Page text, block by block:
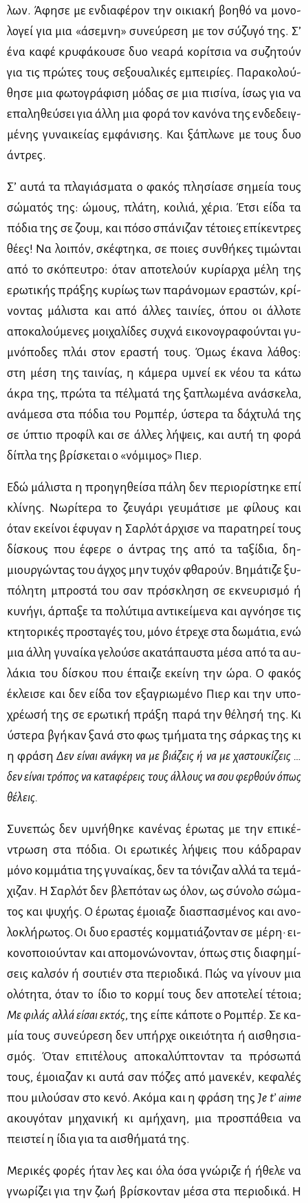
λων. Άφη­σε με εν­δια­φέ­ρον την οι­κια­κή βοη­θό να μο­νο­
λο­γεί για μια «άσε­μνη» συ­νεύ­ρε­ση με τον σύ­ζυ­γό της. Σ’
ένα κα­φέ κρυ­φά­κου­σε δυο νε­α­ρά κο­ρί­τσια να συ­ζη­τούν
για τις πρώ­τες τους σε­ξουα­λι­κές εμπει­ρί­ες. Πα­ρα­κο­λού­
θη­σε μια φω­το­γρά­φι­ση μό­δας σε μια πι­σί­να, ίσως για να
επα­λη­θεύ­σει για άλ­λη μια φο­ρά τον κα­νό­να της εν­δε­δειγ­
μέ­νης γυ­ναι­κεί­ας εμ­φά­νι­σης. Και ξά­πλω­νε με τους δυο
άντρες.
Σ’ αυ­τά τα πλα­γιά­σμα­τα ο φα­κός πλη­σί­α­σε ση­μεία τους
σώ­μα­τός της: ώμους, πλά­τη, κοι­λιά, χέ­ρια. Έτσι εί­δα τα
πό­δια της σε ζουμ, και πό­σο σπά­νι­ζαν τέ­τοιες επί­κε­ντρες
θέ­ες! Να λοι­πόν, σκέ­φτη­κα, σε ποιες συν­θή­κες τι­μώ­νται
από το σκό­πευ­τρο: όταν απο­τε­λούν κυ­ρί­αρ­χα μέ­λη της
ερω­τι­κής πρά­ξης κυ­ρί­ως των πα­ρά­νο­μων ερα­στών, κρί­
νο­ντας μά­λι­στα και από άλ­λες ται­νί­ες, όπου οι άλ­λο­τε
απο­κα­λού­με­νες μοι­χα­λί­δες συ­χνά ει­κο­νο­γρα­φού­νται γυ­
μνό­πο­δες πλάι στον ερα­στή τους. Όμως έκα­να λά­θος:
στη μέ­ση της ται­νί­ας, η κά­με­ρα υμνεί εκ νέ­ου τα κά­τω
άκρα της, πρώ­τα τα πέλ­μα­τά της ξα­πλω­μέ­να ανά­σκε­λα,
ανά­με­σα στα πό­δια του Ρο­μπέρ, ύστε­ρα τα δά­χτυ­λά της
σε ύπτιο προ­φίλ και σε άλ­λες λή­ψεις, και αυ­τή τη φο­ρά
δί­πλα της βρί­σκε­ται ο «νό­μι­μος» Πιερ.
Εδώ μά­λι­στα η προη­γη­θεί­σα πά­λη δεν πε­ριο­ρί­στη­κε επί
κλί­νης. Νω­ρί­τε­ρα το ζευ­γά­ρι γευ­μά­τι­σε με φί­λους και
όταν εκεί­νοι έφυ­γαν η Σαρ­λότ άρ­χι­σε να πα­ρα­τη­ρεί τους
δί­σκους που έφε­ρε ο άντρας της από τα τα­ξί­δια, δη­
μιουρ­γώ­ντας του άγ­χος μην τυ­χόν φθα­ρούν. Βη­μά­τι­ζε ξυ­
πό­λη­τη μπρο­στά του σαν πρό­σκλη­ση σε εκνευ­ρι­σμό ή
κυ­νή­γι, άρ­πα­ξε τα πο­λύ­τι­μα αντι­κεί­με­να και αγνό­η­σε τις
κτη­το­ρι­κές προ­στα­γές του, μό­νο έτρε­χε στα δω­μά­τια, ενώ
μια άλ­λη γυ­ναί­κα γε­λού­σε ακα­τά­παυ­στα μέ­σα από τα αυ­
λά­κια του δί­σκου που έπαι­ζε εκεί­νη την ώρα. Ο φα­κός
έκλει­σε και δεν εί­δα τον εξα­γριω­μέ­νο Πιερ και την υπο­
χρέ­ω­σή της σε ερω­τι­κή πρά­ξη πα­ρά την θέ­λη­σή της. Κι
ύστε­ρα βγή­καν ξα­νά στο φως τμή­μα­τα της σάρ­κας της κι
η φρά­σηΔεν εί­ναι ανά­γκη να με βιά­ζεις ή να με χα­στου­κί­ζεις …
δεν εί­ναι τρό­πος να κα­τα­φέ­ρεις τους άλ­λους να σου φερ­θούν όπως
θέ­λεις.
Συ­νε­πώς δεν υμνή­θη­κε κα­νέ­νας έρω­τας με την επι­κέ­
ντρω­ση στα πό­δια. Οι ερω­τι­κές λή­ψεις που κά­δρα­ραν
μό­νο κομ­μά­τια της γυ­ναί­κας, δεν τα τό­νι­ζαν αλ­λά τα τε­μά­
χι­ζαν. Η Σαρ­λότ δεν βλε­πό­ταν ως όλον, ως σύ­νο­λο σώ­μα­
τος και ψυ­χής. Ο έρω­τας έμοια­ζε δια­σπα­σμέ­νος και ανο­
λο­κλή­ρω­τος. Οι δυο ερα­στές κομ­μα­τιά­ζο­νταν σε μέ­ρη· ει­
κο­νο­ποιού­νταν και απο­μο­νώ­νο­νταν, όπως στις δια­φη­μί­
σεις καλ­σόν ή σου­τιέν στα πε­ριο­δι­κά. Πώς να γί­νουν μια
ολό­τη­τα, όταν το ίδιο το κορ­μί τους δεν απο­τε­λεί τέ­τοια;
Με φι­λάς αλ­λά εί­σαι εκτός, της εί­πε κά­πο­τε ο Ρο­μπέρ. Σε κα­
μία τους συ­νεύ­ρε­ση δεν υπήρ­χε οι­κειό­τη­τα ή αι­σθη­σια­
σμός. Όταν επι­τέ­λους απο­κα­λύ­πτο­νταν τα πρό­σω­πά
τους, έμοια­ζαν κι αυ­τά σαν πό­ζες από μα­νε­κέν, κε­φα­λές
που μι­λού­σαν στο κε­νό. Ακό­μα και η φρά­ση της Je t’aime
ακου­γό­ταν μη­χα­νι­κή κι αμή­χα­νη, μια προ­σπά­θεια να
πει­στεί η ίδια για τα αι­σθή­μα­τά της.
Με­ρι­κές φο­ρές ήταν λες και όλα όσα γνώ­ρι­ζε ή ήθε­λε να
γνω­ρί­ζει για την ζωή βρί­σκο­νταν μέ­σα στα πε­ριο­δι­κά. Η